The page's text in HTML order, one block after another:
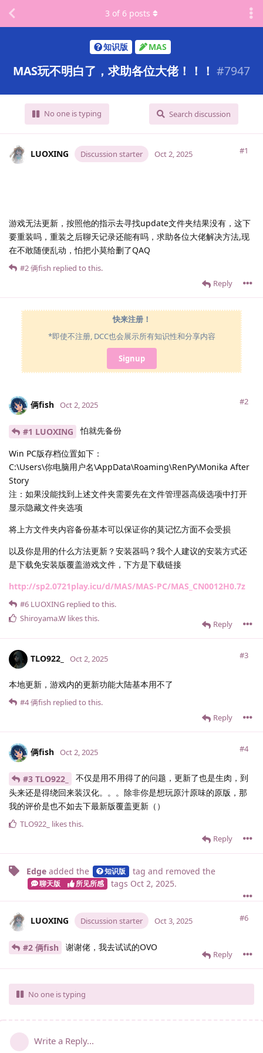
知识版 MAS
MAS玩不明白了，求助各位大佬！！！ #7947
No one is typing Search discussion
3 of 6 posts
LUOXING Discussion starter #1
Oct 2, 2025
游戏无法更新，按照他的指示去寻找update文件夹结果没有，这下
要重装吗，重装之后聊天记录还能有吗，求助各位大佬解决方法,现
在不敢随便乱动，怕把小莫给删了QAQ
Reply
#2俩fish replied to this.
快来注册！
*即使不注册, DCC也会展示所有知识性和分享内容
Signup
俩fish #2
Oct 2, 2025
#1 LUOXING 怕就先备份
Win PC版存档位置如下：
C:\Users\你电脑用户名\AppData\Roaming\RenPy\Monika After
Story
注：如果没能找到上述文件夹需要先在文件管理器高级选项中打开
显示隐藏文件夹选项
将上方文件夹内容备份基本可以保证你的莫记忆方面不会受损
以及你是用的什么方法更新？安装器吗？我个人建议的安装方式还
是下载免安装版覆盖游戏文件，下方是下载链接
http://sp2.0721play.icu/d/MAS/MAS-PC/MAS_CN0012H0.7z
Reply
#6 LUOXING replied to this.
Shiroyama.​W likes this.
TLO922_ #3
Oct 2, 2025
本地更新，游戏内的更新功能大陆基本用不了
Reply
#4俩fish replied to this.
俩fish #4
Oct 2, 2025
#3 TLO922_
不仅是用不用得了的问题，更新了也是生肉，到
头来还是得绕回来装汉化。。。除非你是想玩原汁原味的原版，那
我的评价是也不如去下最新版覆盖更新（）
Reply
TLO922_ likes this.
Edge added the 知识版 tag and removed the
聊天版 所见所感 tags Oct 2, 2025.
LUOXING Discussion starter #6
Oct 3, 2025
#2 俩fish 谢谢佬，我去试试的OVO
Reply
No one is typing
Write a Reply...